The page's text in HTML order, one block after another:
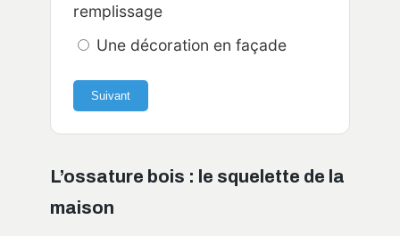
remplissage
Une décoration en façade
Suivant
L’ossature bois : le squelette de la
maison